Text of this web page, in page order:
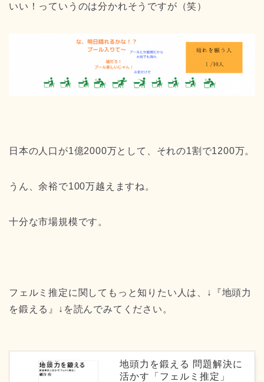
いい！っていうのは分かれそうですが（笑）
日本の人口が1億2000万として、それの1割で1200万。
うん、余裕で100万越えますね。
十分な市場規模です。
フェルミ推定に関してもっと知りたい人は、↓『地頭力
を鍛える』↓を読んでみてください。
地頭力を鍛える 問題解決に
活かす「フェルミ推定」